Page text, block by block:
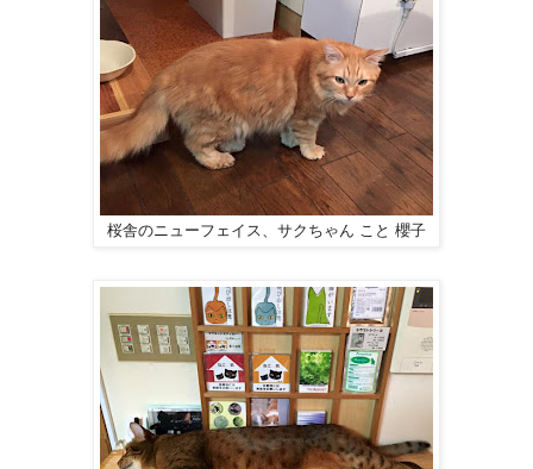
桜舎のニューフェイス、サクちゃん こと 櫻子